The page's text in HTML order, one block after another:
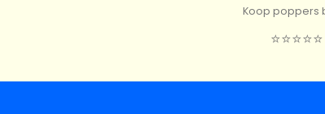
Koop poppers
⭐️⭐️⭐️⭐️⭐️